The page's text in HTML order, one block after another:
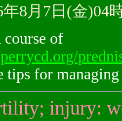
年8月7日(金)04
course of
tips for
injury: